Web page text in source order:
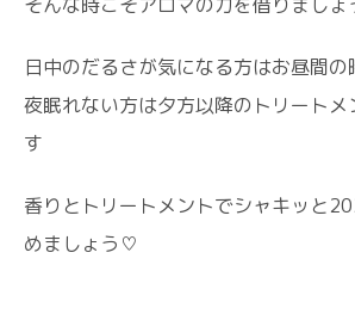
日中のだるさが気になる方はお昼間の
夜眠れない方は夕方以降のトリートメ
す
香りとトリートメントでシャキッと
めましょう♡